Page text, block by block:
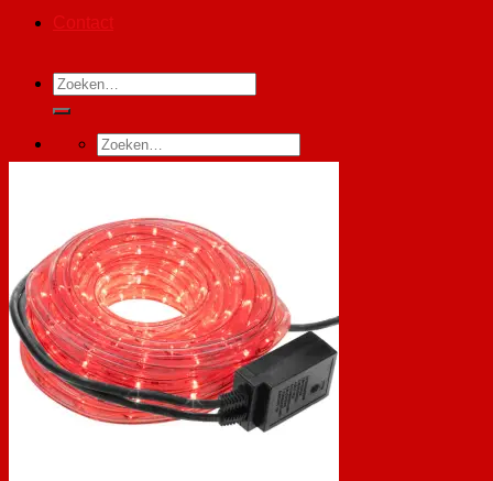
Contact
Zoeken
naar:
Zoeken
naar:
Geen producten in de winkelwagen.